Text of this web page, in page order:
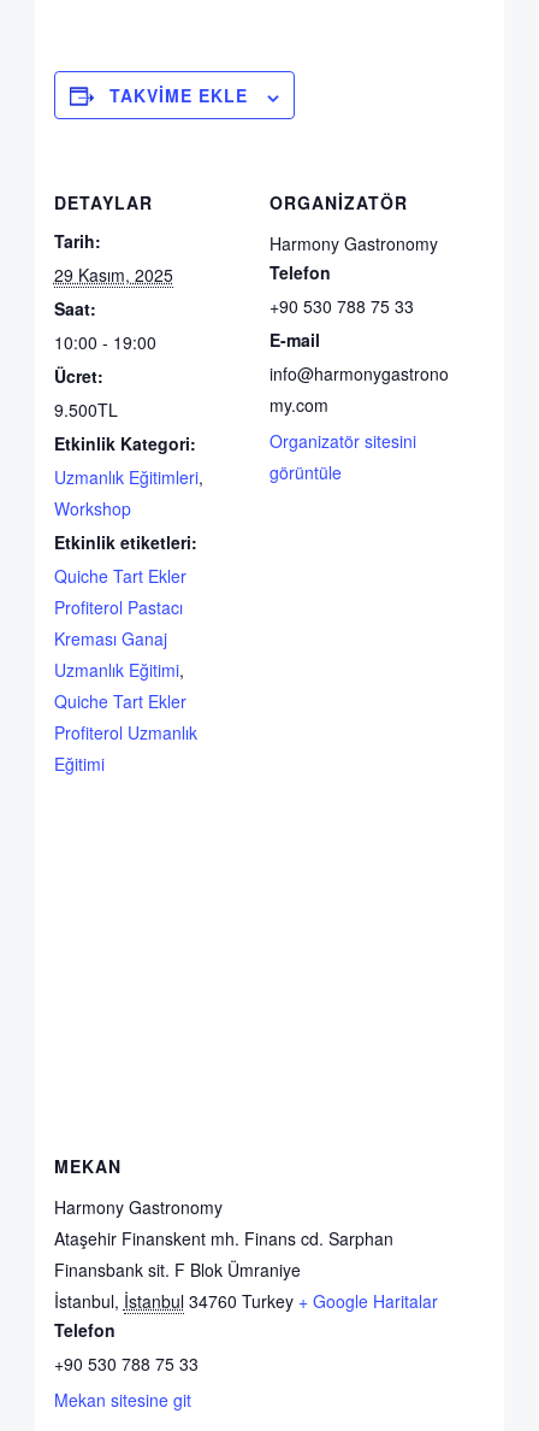
TAKVIME EKLE
DETAYLAR
Tarih:
29 Kasım, 2025
Saat:
10:00 - 19:00
Ücret:
9.500TL
Etkinlik Kategori:
Uzmanlık Eğitimleri,
Workshop
Etkinlik etiketleri:
Quiche Tart Ekler
Profiterol Pastacı
Kreması Ganaj
Uzmanlık Eğitimi,
Quiche Tart Ekler
Profiterol Uzmanlık
Eğitimi
ORGANIZATÖR
Harmony Gastronomy
Telefon
+90 530 788 75 33
E-mail
info@harmonygastrono
my.com
Organizatör sitesini
görüntüle
MEKAN
Harmony Gastronomy
Ataşehir Finanskent mh. Finans cd. Sarphan
Finansbank sit. F Blok Ümraniye
İstanbul, İstanbul 34760 Turkey + Google Haritalar
Telefon
+90 530 788 75 33
Mekan sitesine git